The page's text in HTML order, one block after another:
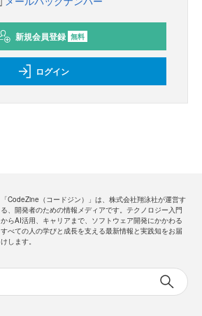
新規会員登録 無料
ログイン
「CodeZine（コードジン）」は、株式会社翔泳社が運営す
る、開発者のための情報メディアです。テクノロジー入門
からAI活用、キャリアまで、ソフトウェア開発にかかわる
すべての人の学びと成長を支える最新情報と実践知をお届
けします。